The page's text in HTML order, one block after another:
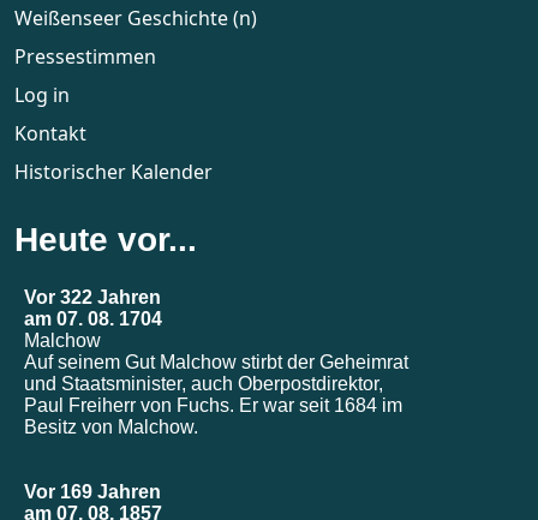
Weißenseer Geschichte (n)
Pressestimmen
Log in
Kontakt
Historischer Kalender
Heute vor...